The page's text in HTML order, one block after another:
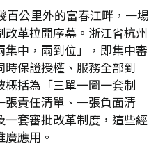
百公里外的富春江畔，一場
革拉開序幕。浙江省杭州
中，兩到位」，即集中審
保證授權、服務全部到
括為「三單一圖一套制
責任清單、一張負面清
套審批改革制度，這些經
應用。